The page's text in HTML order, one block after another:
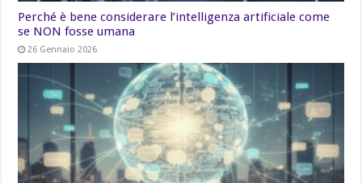
Perché è bene considerare l’intelligenza artificiale come
se NON fosse umana
26 Gennaio 2026